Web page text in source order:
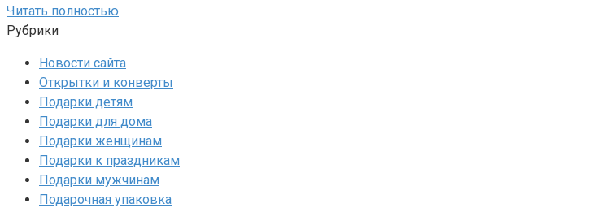
Читать полностью
Рубрики
Новости сайта
Открытки и конверты
Подарки детям
Подарки для дома
Подарки женщинам
Подарки к праздникам
Подарки мужчинам
Подарочная упаковка